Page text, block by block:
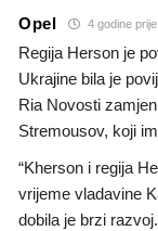
Opel 4 godine prije
Regija Herson je
Ukrajine bila je
Ria Novosti
Stremousov, koji
“Kherson i regija
vrijeme vladavine
dobila je brzi